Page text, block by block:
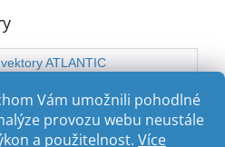
Vám umožnili pohodlné
provozu webu neustále
a použitelnost. Více
ATLANTIC
F120-D WiFi